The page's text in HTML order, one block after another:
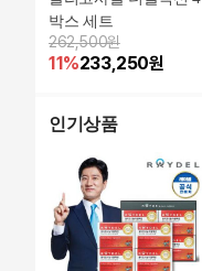
박스 세트
262,500원
11%233,250원
인기상품